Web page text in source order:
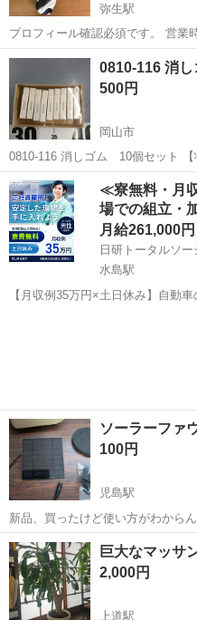
弥生駅
プロフィール確認必須です。 営業時
⚠️ 当店はリサイクルショップの為
対応は致しかねます。 家電等に関
商品の不備や故障があっ...
岡山 倉敷市 そ
0810-116 消
500円
岡山市
0810-116 消しゴム 10個セット 【状態】 ・使用に伴う多少のスレ、
キズ、落としきれない汚れなどご
さい ・お値引きは出来かねます
め、...
岡山 岡山市 その他 現
≪寮無料・月
場での組立・
月給261,000円
日研トータルソ
水島駅
【月収例35万円×土日休み】自動
ソーラーファ
100円
児島駅
新品、買ったけど使い方がわからん
岡山 倉敷市 児島駅 その
巨大なマッサ
2,000円
上道駅